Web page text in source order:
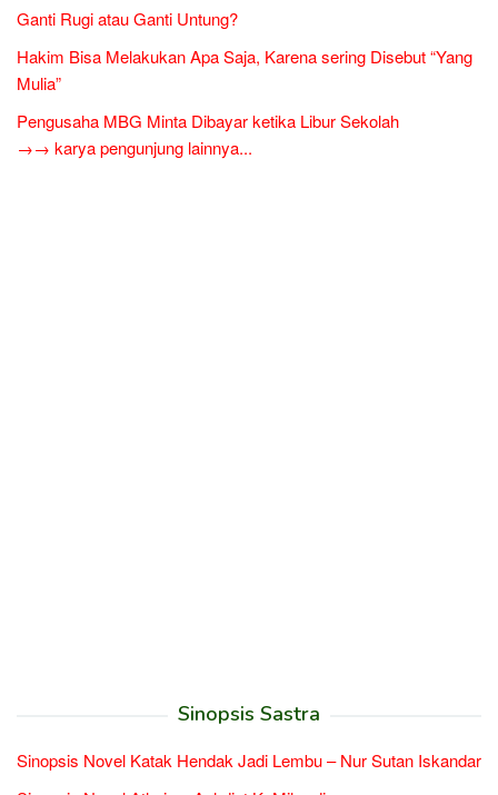
Ganti Rugi atau Ganti Untung?
Hakim Bisa Melakukan Apa Saja, Karena sering Disebut “Yang
Mulia”
Pengusaha MBG Minta Dibayar ketika Libur Sekolah
→→ karya pengunjung lainnya...
Sinopsis Sastra
Sinopsis Novel Katak Hendak Jadi Lembu – Nur Sutan Iskandar